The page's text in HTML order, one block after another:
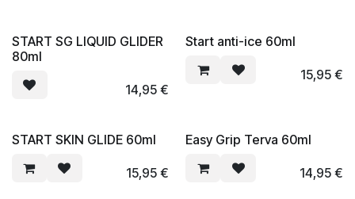
START SG LIQUID GLIDER
80ml
14,95 €
Start anti-ice 60ml
15,95€
START SKIN GLIDE 60ml
15,95 €
Easy Grip Terva 60ml
14,95€